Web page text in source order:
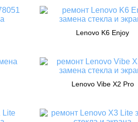
Lenovo K6 Enjoy
Lenovo Vibe X2 Pro